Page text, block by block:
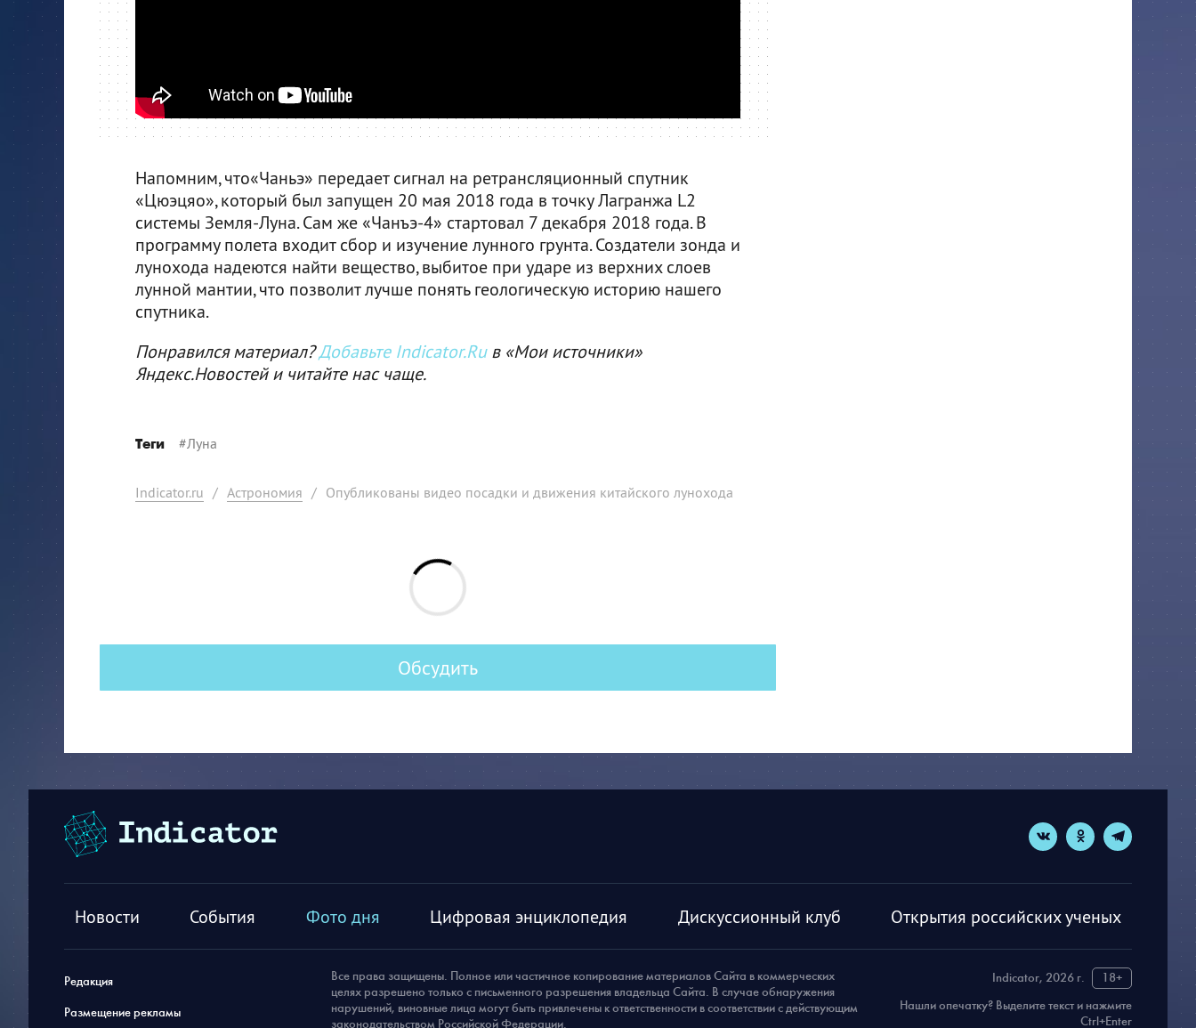
Напомним, что«Чаньэ» передает сигнал на ретрансляционный спутник
«Цюэцяо», который был запущен 20 мая 2018 года в точку Лагранжа L2
системы Земля-Луна. Сам же «Чанъэ-4» стартовал 7 декабря 2018 года. В
программу полета входит сбор и изучение лунного грунта. Создатели зонда и
лунохода надеются найти вещество, выбитое при ударе из верхних слоев
лунной мантии, что позволит лучше понять геологическую историю нашего
спутника.
Понравился материал?Добавьте Indicator.Ruв «Мои источники»
Яндекс.Новостей и читайте нас чаще.
Теги #Луна
Indicator.ru / Астрономия / Опубликованы видео посадки и движения китайского лунохода
Обсудить
Новости События Фото дня Цифровая энциклопедия Дискуссионный клуб Открытия российских ученых
Редакция
Размещение рекламы
Indicator, 2026 г.
18+
Нашли опечатку? Выделите текст и нажмите
Ctrl+Enter
Все права защищены. Полное или частичное копирование материалов Сайта в коммерческих
целях разрешено только с письменного разрешения владельца Сайта. В случае обнаружения
нарушений, виновные лица могут быть привлечены к ответственности в соответствии с действующим
законодательством Российской Федерации.